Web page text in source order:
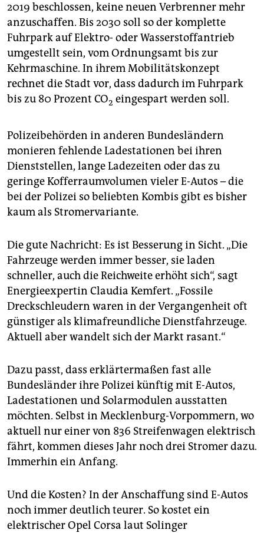
2019 beschlossen, keine neuen Verbrenner mehr
anzuschaffen. Bis 2030 soll so der komplette
Fuhrpark auf Elektro- oder Wasserstoffantrieb
umgestellt sein, vom Ordnungsamt bis zur
Kehrmaschine. In ihrem Mobilitätskonzept
rechnet die Stadt vor, dass dadurch im Fuhrpark
bis zu 80 Prozent CO2 eingespart werden soll.
Polizeibehörden in anderen Bundesländern
monieren fehlende Ladestationen bei ihren
Dienststellen, lange Ladezeiten oder das zu
geringe Kofferraumvolumen vieler E-Autos – die
bei der Polizei so beliebten Kombis gibt es bisher
kaum als Stromervariante.
Die gute Nachricht: Es ist Besserung in Sicht. „Die
Fahrzeuge werden immer besser, sie laden
schneller, auch die Reichweite erhöht sich“, sagt
Energieexpertin Claudia Kemfert. „Fossile
Dreckschleudern waren in der Vergangenheit oft
günstiger als klimafreundliche Dienstfahrzeuge.
Aktuell aber wandelt sich der Markt rasant.“
Dazu passt, dass erklärtermaßen fast alle
Bundesländer ihre Polizei künftig mit E-Autos,
Ladestationen und Solarmodulen ausstatten
möchten. Selbst in Mecklenburg-Vorpommern, wo
aktuell nur einer von 836 Streifenwagen elektrisch
fährt, kommen dieses Jahr noch drei Stromer dazu.
Immerhin ein Anfang.
Und die Kosten? In der Anschaffung sind E-Autos
noch immer deutlich teurer. So kostet ein
elektrischer Opel Corsa laut Solinger